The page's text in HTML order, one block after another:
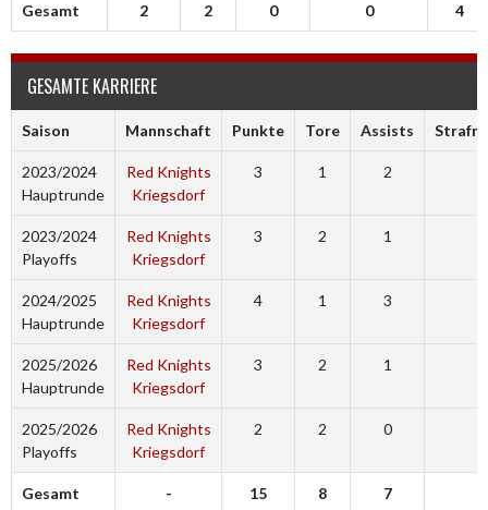
Gesamt 2 2 0 0 4
GESAMTE KARRIERE
Saison Mannschaft Punkte Tore Assists
2023/2024
Hauptrunde
Red Knights
Kriegsdorf
3 1 2
2023/2024
Playoffs
Red Knights
Kriegsdorf
3 2 1
2024/2025
Hauptrunde
Red Knights
Kriegsdorf
4 1 3
2025/2026
Hauptrunde
Red Knights
Kriegsdorf
3 2 1
2025/2026
Playoffs
Red Knights
Kriegsdorf
2 2 0
Gesamt - 15 8 7